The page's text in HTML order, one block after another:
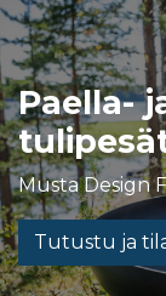
Paella-
Musta Design
Tutustu ja